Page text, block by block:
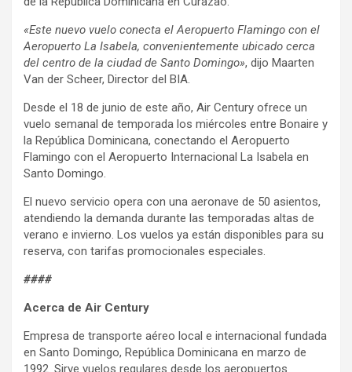
«Este nuevo vuelo conecta el Aeropuerto Flamingo con el
Aeropuerto La Isabela, convenientemente ubicado cerca
del centro de la ciudad de Santo Domingo», dijo Maarten
Van der Scheer, Director del BIA.
Desde el 18 de junio de este año, Air Century ofrece un
vuelo semanal de temporada los miércoles entre Bonaire y
la República Dominicana, conectando el Aeropuerto
Flamingo con el Aeropuerto Internacional La Isabela en
Santo Domingo.
El nuevo servicio opera con una aeronave de 50 asientos,
atendiendo la demanda durante las temporadas altas de
verano e invierno. Los vuelos ya están disponibles para su
reserva, con tarifas promocionales especiales.
####
Acerca de Air Century
Empresa de transporte aéreo local e internacional fundada
en Santo Domingo, República Dominicana en marzo de
1992. Sirve vuelos regulares desde los aeropuertos